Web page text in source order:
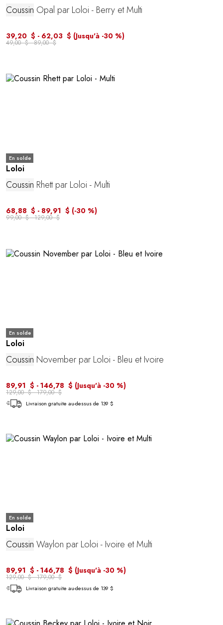
Coussin Opal par Loloi - Berry et Multi
39,20 $ - 62,03 $ (Jusqu'à -30 %)
49,00 $ - 89,00 $
En solde
Loloi
Coussin Rhett par Loloi - Multi
68,88 $ - 89,91 $ (-30 %)
99,00 $ - 129,00 $
En solde
Loloi
Coussin November par Loloi - Bleu et Ivoire
89,91 $ - 146,78 $ (Jusqu'à -30 %)
129,00 $ - 179,00 $
Livraison gratuite au-dessus de 139 $
En solde
Loloi
Coussin Waylon par Loloi - Ivoire et Multi
89,91 $ - 146,78 $ (Jusqu'à -30 %)
129,00 $ - 179,00 $
Livraison gratuite au-dessus de 139 $